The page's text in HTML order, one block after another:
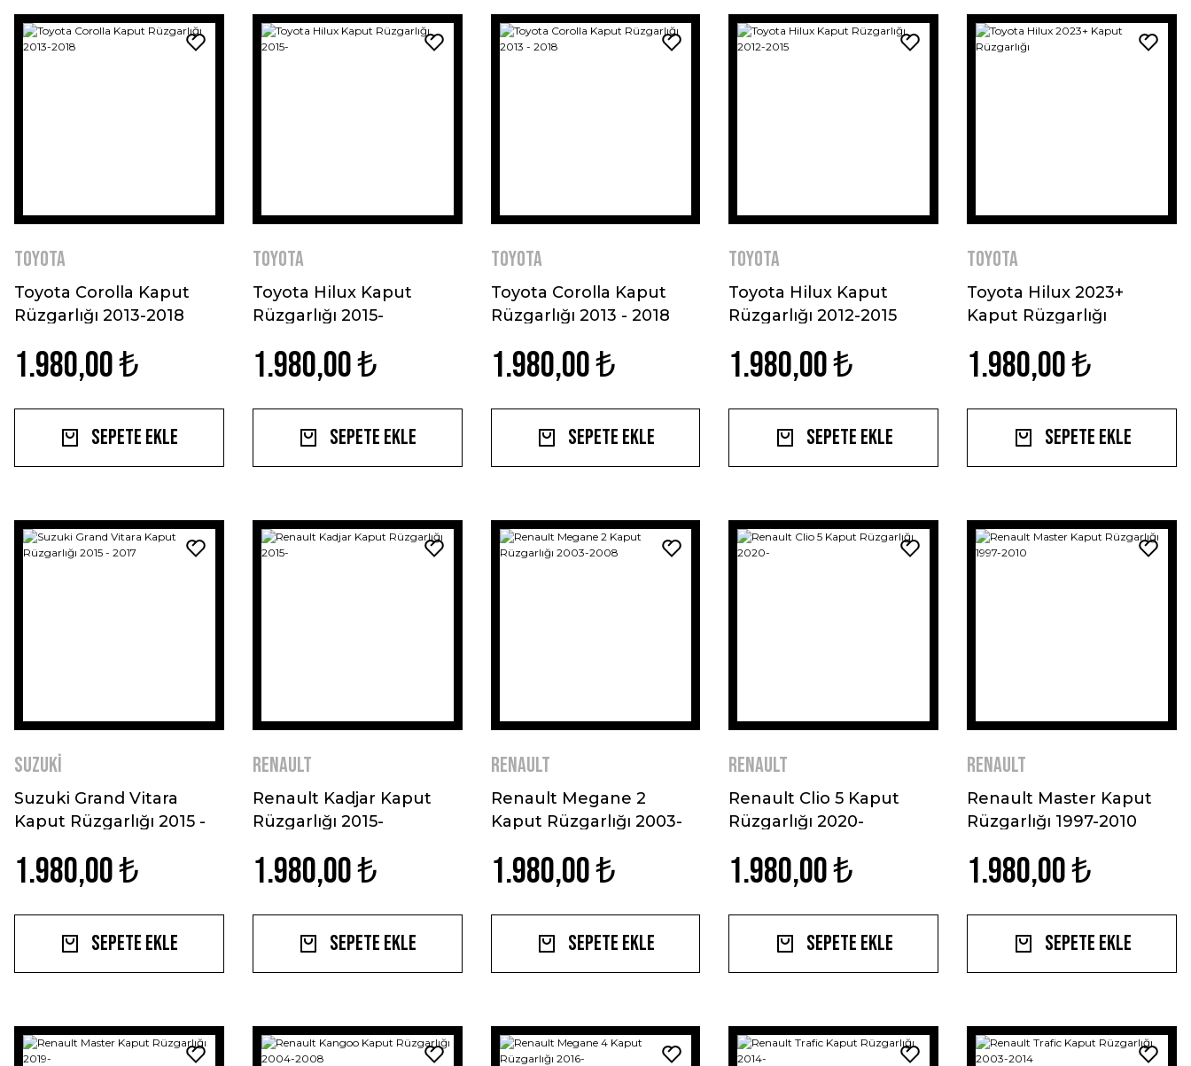
Toyota
Toyota Corolla Kaput
Rüzgarlığı 2013-2018
1.980,00 ₺
Sepete Ekle
Toyota
Toyota Hilux Kaput
Rüzgarlığı 2015-
1.980,00 ₺
Sepete Ekle
Toyota
Toyota Corolla Kaput
Rüzgarlığı 2013 - 2018
1.980,00 ₺
Sepete Ekle
Toyota
Toyota Hilux Kaput
Rüzgarlığı 2012-2015
1.980,00 ₺
Sepete Ekle
Toyota
Toyota Hilux 2023+
Kaput Rüzgarlığı
1.980,00 ₺
Sepete Ekle
Suzuki
Suzuki Grand Vitara
Kaput Rüzgarlığı 2015 -
1.980,00 ₺
Sepete Ekle
Renault
Renault Kadjar Kaput
Rüzgarlığı 2015-
1.980,00 ₺
Sepete Ekle
Renault
Renault Megane 2
Kaput Rüzgarlığı 2003-
1.980,00 ₺
Sepete Ekle
Renault
Renault Clio 5 Kaput
Rüzgarlığı 2020-
1.980,00 ₺
Sepete Ekle
Renault
Renault Master Kaput
Rüzgarlığı 1997-2010
1.980,00 ₺
Sepete Ekle